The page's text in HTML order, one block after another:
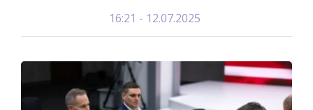
12.07.2025 - 16:21